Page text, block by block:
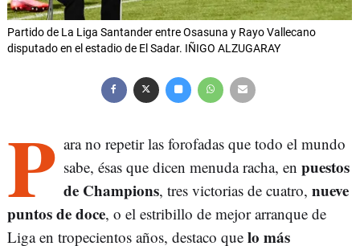
Partido de La Liga Santander entre Osasuna y Rayo Vallecano
disputado en el estadio de El Sadar. IÑIGO ALZUGARAY
P ara no repetir las forofadas que todo el mundo
sabe, ésas que dicen menuda racha, en puestos
de Champions, tres victorias de cuatro, nueve
puntos de doce, o el estribillo de mejor arranque de
Liga en tropecientos años, destaco que lo más